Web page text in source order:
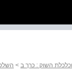
השוק : כרך ב >